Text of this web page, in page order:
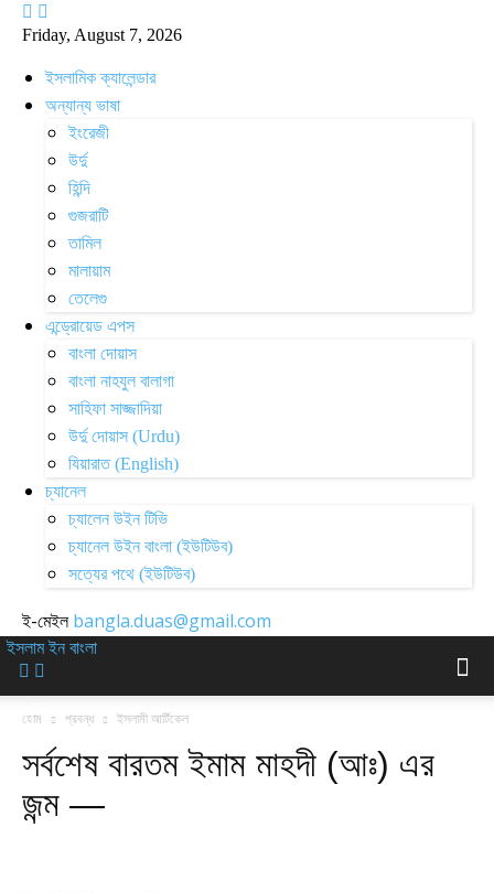
Friday, August 7, 2026
ইসলামিক ক্যালেন্ডার
অন্যান্য ভাষা
ইংরেজী
উর্দু
হিন্দি
গুজরাটি
তামিল
মালায়াম
তেলেগু
এন্ড্রোয়েড এপস
বাংলা দোয়াস
বাংলা নাহযুল বালাগা
সাহিফা সাজ্জাদিয়া
উর্দু দোয়াস (Urdu)
যিয়ারাত (English)
চ্যানেল
চ্যালেন উইন টিভি
চ্যানেল উইন বাংলা (ইউটিউব)
সত্যের পথে (ইউটিউব)
ই-মেইল bangla.duas@gmail.com
ইসলাম ইন বাংলা
হোম প্রবন্ধ ইসলামী আর্টিকেল
সর্বশেষ বারতম ইমাম মাহদী (আঃ) এর
জন্ম —